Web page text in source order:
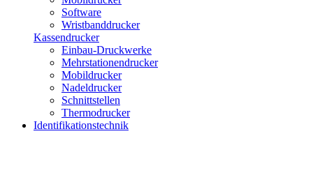
Software
Wristbanddrucker
Kassendrucker
Einbau-Druckwerke
Mehrstationendrucker
Mobildrucker
Nadeldrucker
Schnittstellen
Thermodrucker
Identifikationstechnik